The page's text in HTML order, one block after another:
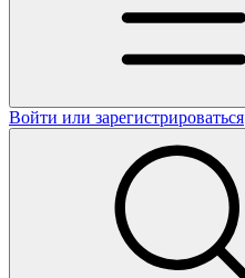
Войти или зарегистрироваться